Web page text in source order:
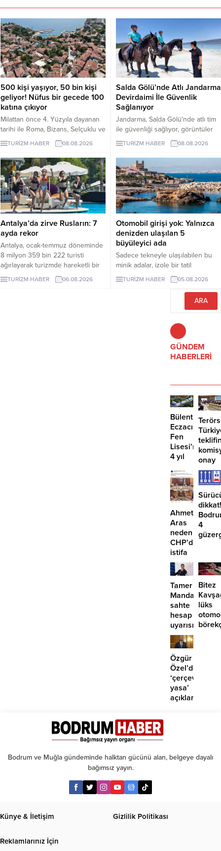
500 kişi yaşıyor, 50 bin kişi
geliyor! Nüfus bir gecede 100
katına çıkıyor
Milattan önce 4. Yüzyıla dayanan
tarihi ile Roma, Bizans, Selçuklu ve
Osmanlı dönemlerine ev sahipliği
yapan Antalya'nın turizm merkezi
Kaleiçi'nin yaklaşık 500 kişi olan
nüfusu özellikle yaz ayları ve
turizm döneminde 100 katına
çıkıyor.
TURİZM HABER 08.08.2026
Salda Gölü’nde Atlı Jandarma
Devirdaimi İle Güvenlik
Sağlanıyor
Jandarma, Salda Gölü'nde atlı tim
ile güvenliği sağlıyor, görüntüler
sosyal medyada yoğun ilgi gördü.
TURİZM HABER 08.08.2026
Antalya’da zirve Rusların: 7
ayda rekor
Antalya, ocak-temmuz döneminde
8 milyon 359 bin 222 turisti
ağırlayarak turizmde hareketli bir
dönemi geride bıraktı. 1 milyon
979 bin ziyaretçiyle listenin ilk
TURİZM HABER 06.08.2026
Otomobil girişi yok: Yalnızca
denizden ulaşılan 5
büyüleyici ada
Sadece tekneyle ulaşılabilen bu
minik adalar, izole bir tatil
arayanlara eşsiz deneyimler
sunuyor. Peki, bu adaları farklı
kılan özellikler nelerdir? İşte
TURİZM HABER 05.08.2026
GÜNDEM
HABERLERİ
Bülent
Eczacıbaşı
Fen
Lisesi’nde
4 yıl
hâlâ
proje
konuşuluyor
onay
Ahmet
Aras
neden
CHP’den
istifa
etmiyor?
dikkat!
4
Tamer
sahte
hesap
uyarısı
Bitez
lüks
Özgür
Özel’den
‘çerçeve
yasa’
açıklaması:
Bodrum ve Muğla gündeminde halktan gücünü alan, belgeye dayalı
bağımsız yayın.
Künye & İletişim Gizlilik Politikası
Reklamlarınız İçin